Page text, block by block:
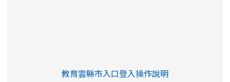
link to https://eliteracy.edu.tw/Shorts/
教育雲縣市入口登入操作說明